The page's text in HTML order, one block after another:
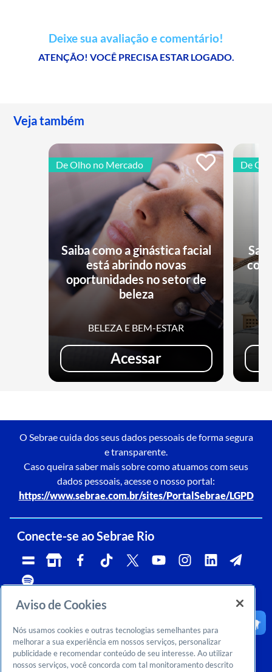
Deixe sua avaliação e comentário!
ATENÇÃO! VOCÊ PRECISA ESTAR LOGADO.
Veja também
De Olho no Mercado
Saiba como a ginástica facial
está abrindo novas
oportunidades no setor de
beleza
BELEZA E BEM-ESTAR
Acessar
De
O Sebrae cuida dos seus dados pessoais de forma segura
e transparente.
Caso queira saber mais sobre como atuamos com seus
dados pessoais, acesse o nosso portal:
https://www.sebrae.com.br/sites/PortalSebrae/LGPD
Conecte-se ao Sebrae Rio
Telefone:
0800 570 0800
Whatsapp e Telegram:
(21)96576-7825
Ouvidoria:
CNPJ:
29.737.103/0001-10
Email:
falesebraerio@rj.sebrae.com.br
Sebrae Inteligência de Mercado
Aviso de Cookies
Nós usamos cookies e outras tecnologias semelhantes para
melhorar a sua experiência em nossos serviços, personalizar
publicidade e recomendar conteúdo de seu interesse. Ao utilizar
nossos serviços, você concorda com tal monitoramento descrito